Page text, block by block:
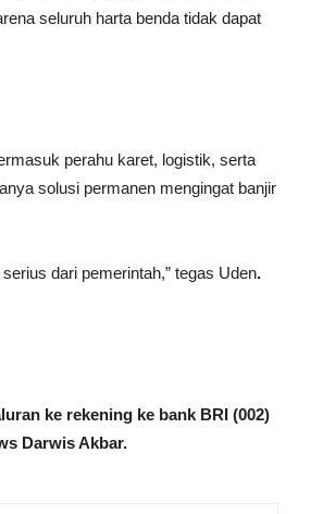
seluruh harta benda tidak dapat
perahu karet, logistik, serta
solusi permanen mengingat banjir
dari pemerintah,” tegas Uden.
ke rekening ke bank BRI (002)
Darwis Akbar.